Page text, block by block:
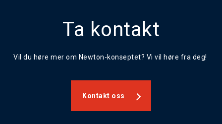
Ta kontakt
Vil du høre mer om Newton-konseptet? Vi vil høre fra deg!
Kontakt oss